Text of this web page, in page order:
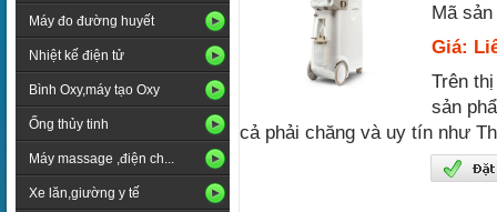
Máy đo đường huyết
Nhiệt kế điện tử
Bình Oxy,máy tạo Oxy
Ống thủy tinh
Máy massage ,điện ch...
Xe lăn,giường y tế
Mã
Giá:
Trên
sản
cả phải chăng và uy tín như